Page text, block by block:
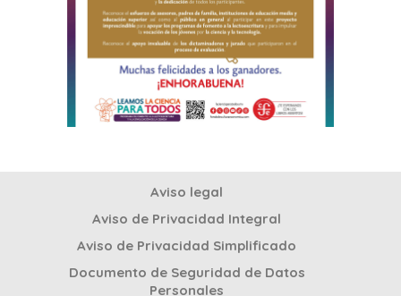
Aviso legal
Aviso de Privacidad Integral
Aviso de Privacidad Simplificado
Documento de Seguridad de Datos
Personales